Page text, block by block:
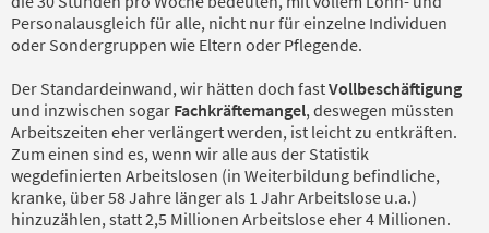
Personalausgleich für alle, nicht nur für einzelne Individuen
oder Sondergruppen wie Eltern oder Pflegende.
Der Standardeinwand, wir hätten doch fastVollbeschäftigung
und inzwischen sogar Fachkräftemangel, deswegen müssten
Arbeitszeiten eher verlängert werden, ist leicht zu entkräften.
Zum einen sind es, wenn wir alle aus der Statistik
wegdefinierten Arbeitslosen (in Weiterbildung befindliche,
kranke, über 58 Jahre länger als 1 Jahr Arbeitslose u.a.)
hinzuzählen, statt 2,5 Millionen Arbeitslose eher 4 Millionen.